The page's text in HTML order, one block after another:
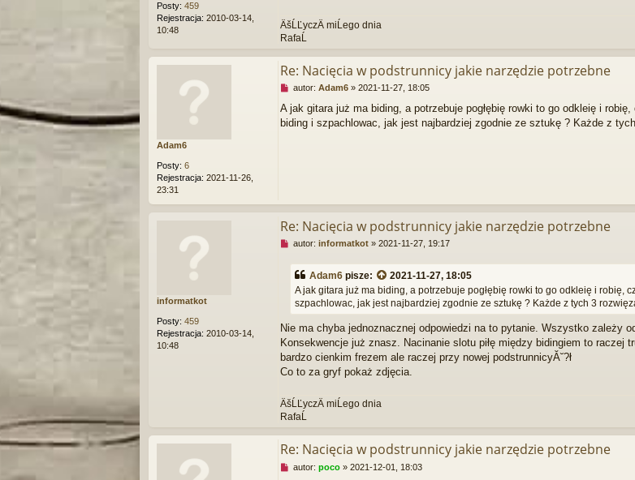
Posty: 459
Rejestracja: 2010-03-14,
10:48
z
y
n
y
o
s
ÄšĹĽyczÄ miĹego dnia
RafaĹ
Adam6
Posty: 6
Rejestracja: 2021-11-26,
23:31
Re: Nacięcia w podstrunnicy jakie narzędzie potrzebne
N
e
p
n
y
autor: Adam6» 2021-11-27, 18:05
A jak gitara już ma biding, a potrzebuje pogłębię rowki to go odkleię i
biding i szpachlowac, jak jest najbardziej zgodnie ze sztukę ? Każde z
informatkot
Posty: 459
Rejestracja: 2010-03-14,
10:48
Re: Nacięcia w podstrunnicy jakie narzędzie potrzebne
N
e
e
c
z
a
y
p
s
t
autor: informatkot» 2021-11-27, 19:17
Adam6 pisze:
2021-11-27, 18:05
A jak gitara już ma biding, a potrzebuje pogłębię rowki to go odkleię i robię,
szpachlowac, jak jest najbardziej zgodnie ze sztukę ? Każde z tych 3
Nie ma chyba jednoznacznej odpowiedzi na to pytanie. Wszystko zależy
Konsekwencje już znasz. Nacinanie slotu piłę między bidingiem to raczej
bardzo cienkim frezem ale raczej przy nowej podstrunnicyĂ˘?ł
Co to za gryf pokaż zdjęcia.
ÄšĹĽyczÄ miĹego dnia
RafaĹ
Re: Nacięcia w podstrunnicy jakie narzędzie potrzebne
Nautor: poco» 2021-12-01, 18:03